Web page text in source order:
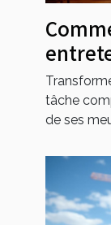
tâche
de ses